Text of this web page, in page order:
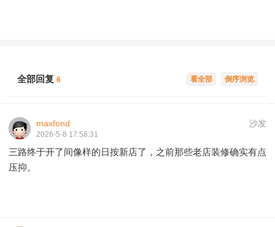
倒序浏览
看全部
全部回复 6
沙发
maxfond
2026-5-8 17:58:31
三路终于开了间像样的日按新店了，之前那些老店装修确实有点
压抑。